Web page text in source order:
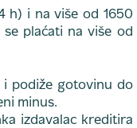
h) i na više od 1650
plaćati na više od
i podiže gotovinu do
minus.
izdavalac kreditira